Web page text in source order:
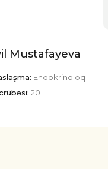
Mustafayeva
Endokrinoloq
20